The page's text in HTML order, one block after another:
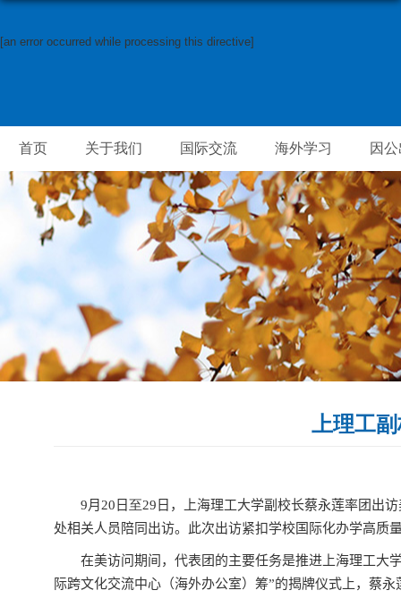
[an error occurred while processing this directive]
首页 关于我们 国际交流 海外学习 因
上理工
9月 20 日至29 日，上海理工大学副校长蔡永莲率团出
处相关人员陪同出访。此次出访紧扣学校国际化办学高质
在美访问期间，代表团的主要任务是推进上海理工大
际跨文化交流中心（海外办公室）筹”的揭牌仪式上，蔡